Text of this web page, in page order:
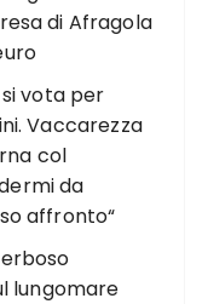
di Afragola
si vota per
Vaccarezza
col
da
affronto“
lungomare